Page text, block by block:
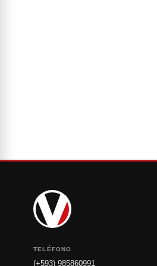
TELÉFONO
(+593) 985860991